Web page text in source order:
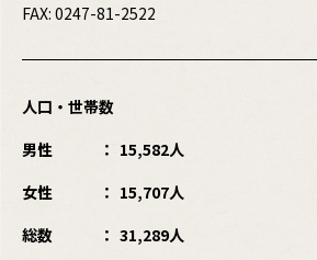
FAX: 0247-81-2522
人口・世帯数
男性
15,582人
女性
15,707人
総数
31,289人